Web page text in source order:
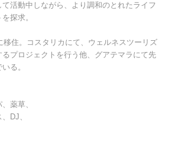
活動中しながら、より調和のとれたライフ
探求。
移住。コスタリカにて、ウェルネスツーリズ
プロジェクトを行う他、グアテマラにて先
る。
薬草、
DJ、